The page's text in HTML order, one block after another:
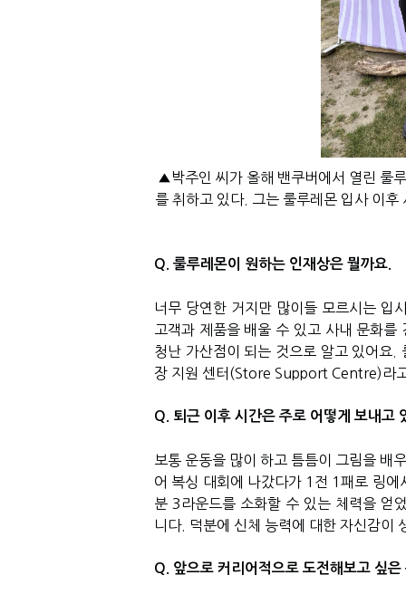
▲박주인 씨가 올해 밴쿠버에서 열린 룰
를 취하고 있다. 그는 룰루레몬 입사 이
Q. 룰루레몬이 원하는 인재상은 뭘까요.
너무 당연한 거지만 많이들 모르시는 입
고객과 제품을 배울 수 있고 사내 문화
청난 가산점이 되는 것으로 알고 있어
장 지원 센터(Store Support Centre)라
Q. 퇴근 이후 시간은 주로 어떻게 보내고
보통 운동을 많이 하고 틈틈이 그림을 배
어 복싱 대회에 나갔다가 1전 1패로 링
분 3라운드를 소화할 수 있는 체력을 얻
니다. 덕분에 신체 능력에 대한 자신감이
Q. 앞으로 커리어적으로 도전해보고 싶